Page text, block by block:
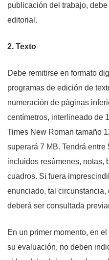
publicación del trabajo,
editorial.
2. Texto
Debe remitirse en formato
programas de edición de
numeración de páginas
centímetros, interlineado de
Times New Roman tamaño
superará 7 MB. Tendrá
incluidos resúmenes, notas,
cuadros. Si fuera
enunciado, tal
deberá ser consultada
En un primer momento, en
su evaluación, no deben